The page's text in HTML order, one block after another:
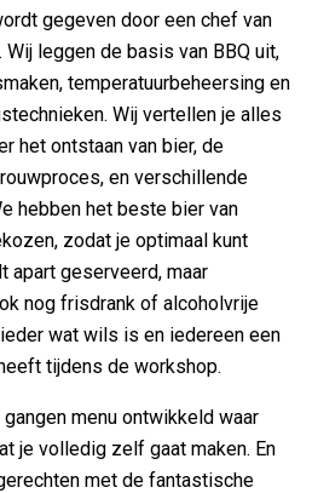
gegeven door een chef van
Wij leggen de basis van BBQ uit,
temperatuurbeheersing en
Wij vertellen je alles
het ontstaan van bier, de
en verschillende
hebben het beste bier van
zodat je optimaal kunt
apart geserveerd, maar
nog frisdrank of alcoholvrije
wat wils is en iedereen een
tijdens de workshop.
menu ontwikkeld waar
je volledig zelf gaat maken. En
met de fantastische